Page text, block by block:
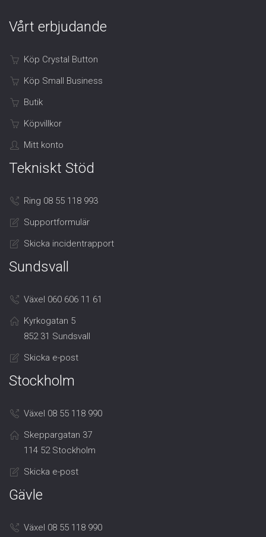
Vårt erbjudande
Köp Crystal Button
Köp Small Business
Butik
Köpvillkor
Mitt konto
Tekniskt Stöd
Ring 08 55 118 993
Supportformulär
Skicka incidentrapport
Sundsvall
Växel 060 606 11 61
Kyrkogatan 5
852 31 Sundsvall
Skicka e-post
Stockholm
Växel 08 55 118 990
Skeppargatan 37
114 52 Stockholm
Skicka e-post
Gävle
Växel 08 55 118 990